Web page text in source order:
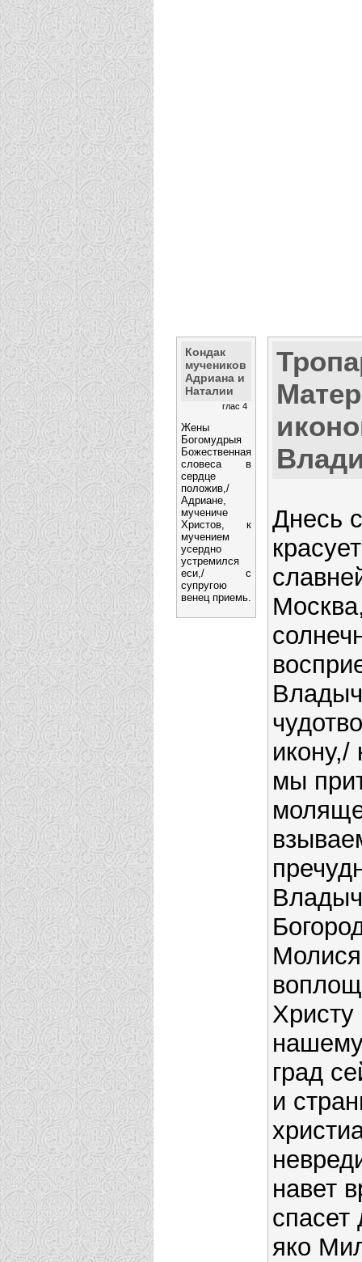
Кондак
мучеников
Адриана и
Наталии
глас 4
Жены
Богомудрыя
Божественная
словеса в
сердце
положив,/
Адриане,
мучениче
Христов, к
мучением
усердно
устремился
еси,/ с
супругою
венец приемь.
Днесь
мы
Христу
град
и
навет
яко